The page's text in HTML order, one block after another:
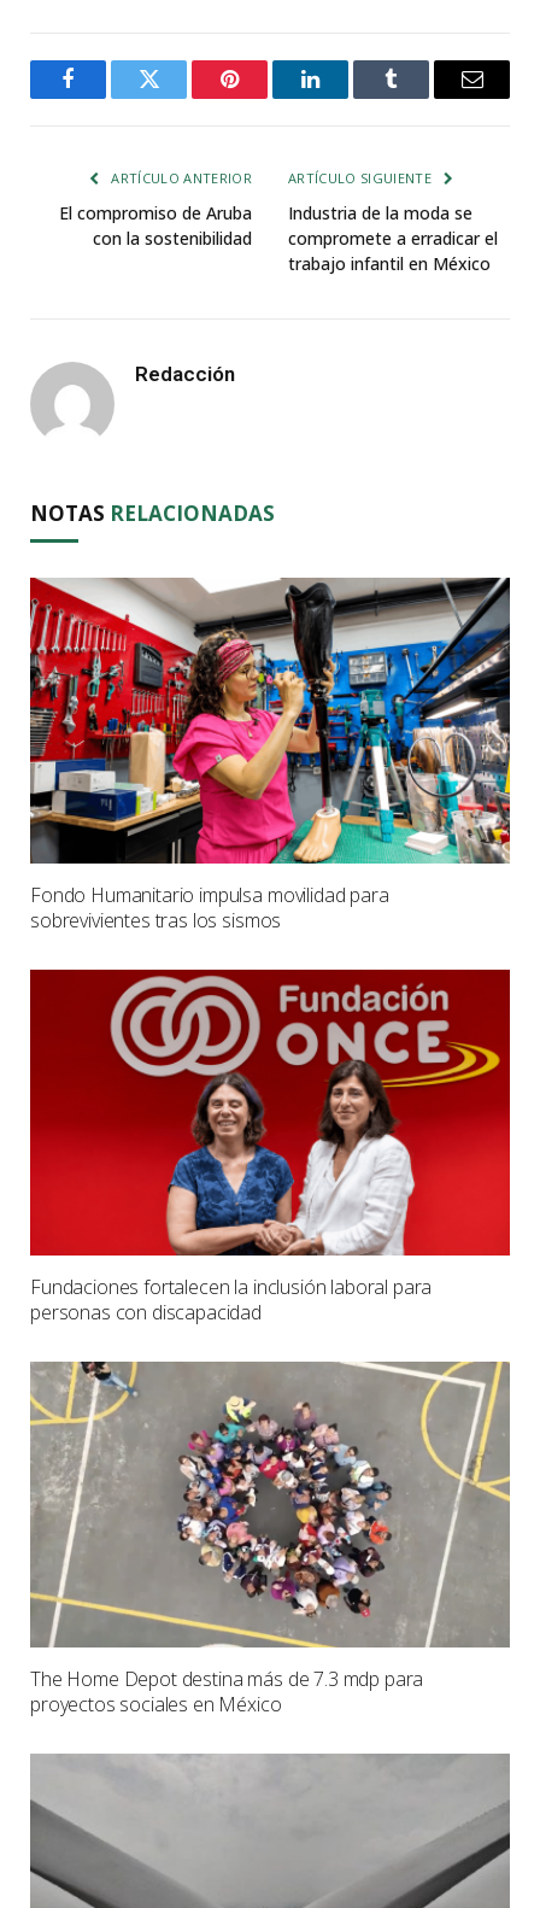
FacebookTwitter Pinterest LinkedInTumblr Email
ARTÍCULO ANTERIOR
El compromiso de Aruba
con la sostenibilidad
ARTÍCULO SIGUIENTE
Industria de la moda se
compromete a erradicar el
trabajo infantil en México
Redacción
NOTAS RELACIONADAS
Fondo Humanitario impulsa movilidad para
sobrevivientes tras los sismos
Fundaciones fortalecen la inclusión laboral para
personas con discapacidad
The Home Depot destina más de 7.3 mdp para
proyectos sociales en México